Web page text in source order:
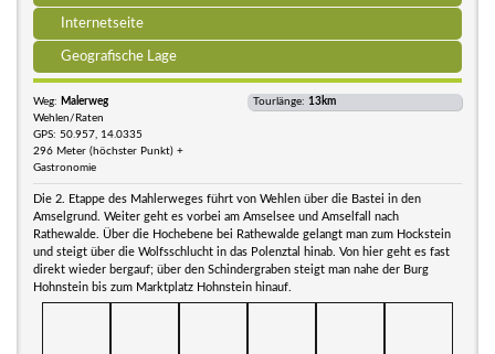
Internetseite
Geografische Lage
Weg: Malerweg
Wehlen/Raten
GPS: 50.957, 14.0335
296 Meter (höchster Punkt) +
Gastronomie
Tourlänge: 13km
Die 2. Etappe des Mahlerweges führt von Wehlen über die Bastei in den
Amselgrund. Weiter geht es vorbei am Amselsee und Amselfall nach
Rathewalde. Über die Hochebene bei Rathewalde gelangt man zum Hockstein
und steigt über die Wolfsschlucht in das Polenztal hinab. Von hier geht es fast
direkt wieder bergauf; über den Schindergraben steigt man nahe der Burg
Hohnstein bis zum Marktplatz Hohnstein hinauf.